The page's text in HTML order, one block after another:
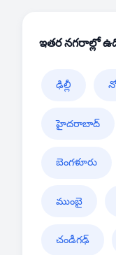
ఇతర నగరాల్లో
ఢిల్లీ
హైదరాబాద్
బెంగళూరు
ముంబై
చండీగఢ్